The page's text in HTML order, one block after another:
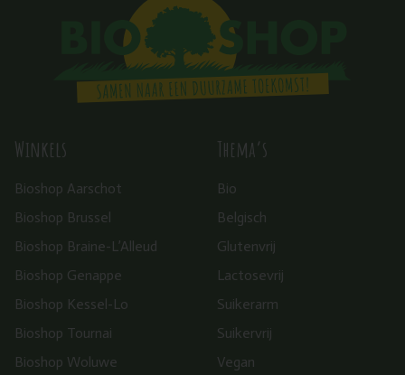
Winkels
Bioshop Aarschot
Bioshop Brussel
Bioshop Braine-L’Alleud
Bioshop Genappe
Bioshop Kessel-Lo
Bioshop Tournai
Bioshop Woluwe
Thema’s
Bio
Belgisch
Glutenvrij
Lactosevrij
Suikerarm
Suikervrij
Vegan